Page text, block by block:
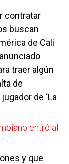
contratar
buscan
de Cali
traer algún
de
de ‘La
entró al
y que